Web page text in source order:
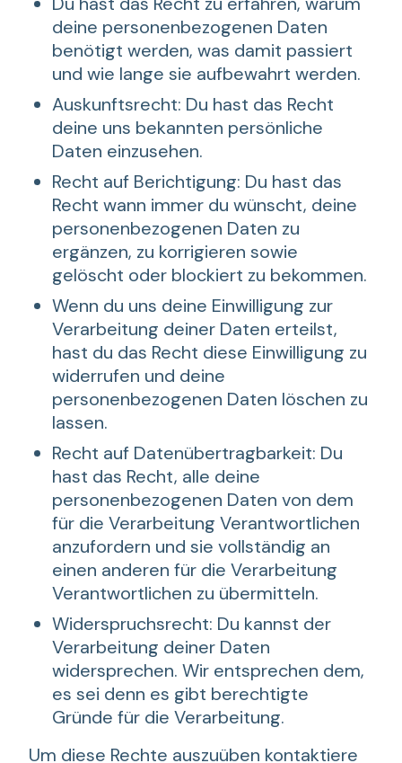
deine personenbezogenen Daten
benötigt werden, was damit passiert
und wie lange sie aufbewahrt werden.
Auskunftsrecht: Du hast das Recht
deine uns bekannten persönliche
Daten einzusehen.
Recht auf Berichtigung: Du hast das
Recht wann immer du wünscht, deine
personenbezogenen Daten zu
ergänzen, zu korrigieren sowie
gelöscht oder blockiert zu bekommen.
Wenn du uns deine Einwilligung zur
Verarbeitung deiner Daten erteilst,
hast du das Recht diese Einwilligung zu
widerrufen und deine
personenbezogenen Daten löschen zu
lassen.
Recht auf Datenübertragbarkeit: Du
hast das Recht, alle deine
personenbezogenen Daten von dem
für die Verarbeitung Verantwortlichen
anzufordern und sie vollständig an
einen anderen für die Verarbeitung
Verantwortlichen zu übermitteln.
Widerspruchsrecht: Du kannst der
Verarbeitung deiner Daten
widersprechen. Wir entsprechen dem,
es sei denn es gibt berechtigte
Gründe für die Verarbeitung.
Um diese Rechte auszuüben kontaktiere